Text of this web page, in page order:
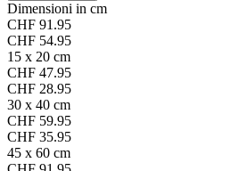
Dimensioni in cm
CHF 91.95
CHF 54.95
15 x 20 cm
CHF 47.95
CHF 28.95
30 x 40 cm
CHF 59.95
CHF 35.95
45 x 60 cm